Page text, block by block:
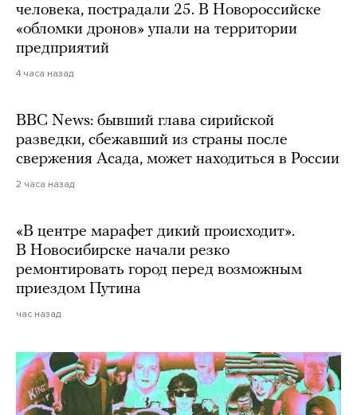
человека, пострадали 25. В Новороссийске
«обломки дронов» упали на территории
предприятий
4 часа назад
BBC News: бывший глава сирийской
разведки, сбежавший из страны после
свержения Асада, может находиться в России
2 часа назад
«В центре марафет дикий происходит».
В Новосибирске начали резко
ремонтировать город перед возможным
приездом Путина
час назад